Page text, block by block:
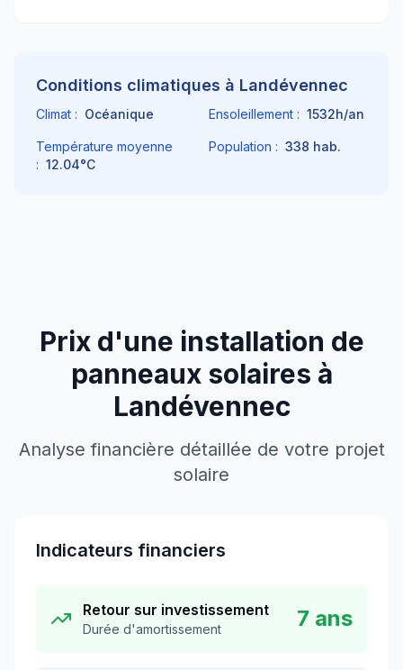
Conditions climatiques à Landévennec
Climat : Océanique Ensoleillement : 1532h/an
Température moyenne
: 12.04°C
Population : 338 hab.
Prix d'une installation de
panneaux solaires à
Landévennec
Analyse financière détaillée de votre projet
solaire
Indicateurs financiers
Retour sur investissement
Durée d'amortissement 7 ans